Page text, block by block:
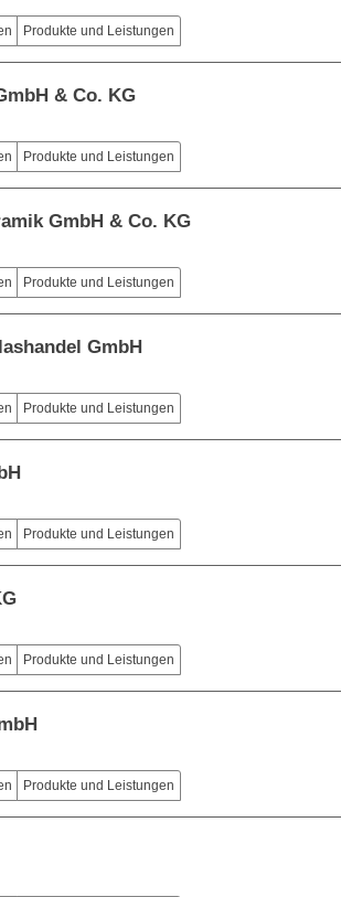
Produkte und Leistungen
& Co. KG
Produkte und Leistungen
GmbH & Co. KG
Produkte und Leistungen
GmbH
Produkte und Leistungen
Produkte und Leistungen
Produkte und Leistungen
Produkte und Leistungen